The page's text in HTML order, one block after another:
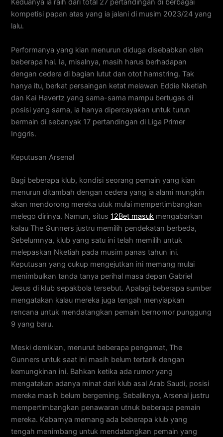
Keduanya ia raih dari total 27 pertandingan di berbagai
kompetisi papan atas yang ia jalani di musim 2023/24 yang
lalu.
Performanya yang kian menurun diduga disebabkan oleh
beberapa hal. Ia, misalnya, masih harus berhadapan
dengan cedera di bagian lutut dan otot hamstring. Tak
hanya itu, berkat persaingan ketat melawan Eddie Nketiah
dan Kai Havertz yang sama-sama mampu bertugas di
posisi yang sama, ia hanya dipercayakan untuk turun
bermain di sebanyak 17 pertandingan di Liga Primer
Inggris.
Keputusan Arsenal
Bagi beberapa klub, kondisi seorang pemain yang kian
menurun ditambah dengan cedera yang ia alami mungkin
akan mendorong mereka utuk mulai mempertimbangkan
melego dirinya. Namun, situs12Bet masuk mengabarkan
kalau The Gunners justru memilih pendekatan berbeda,
Sebelumnya, klub yang satu ini telah memilih untuk
melepaskan Nketiah pada musim panas tahun ini.
Keputusan yang cukup mengejutkan ini memang mulai
menimbulkan tanda tanya perihal masa depan Gabriel
Jesus di klub sepakbola tersebut. Apalagi beberapa sumber
mengatakan kalau mereka juga tengah menyiapkan
rencana untuk mendatangkan pemain bernomor punggung
9 yang baru.
Meski demikian, menurut beberapa pengamat, The
Gunners untuk saat ini masih belum tertarik dengan
kemungkinan ini. Bahkan ketika ada rumor yang
mengatakan adanya minat dari klub asal Arab Saudi, posisi
mereka masih belum bergeming. Sebaliknya, Arsenal justru
mempertimbangkan penawaran utnuk beberapa pemain
mereka. Kabarnya memang ada beberapa klub yang
tengah menimbang untuk mendatangkan pemain yang